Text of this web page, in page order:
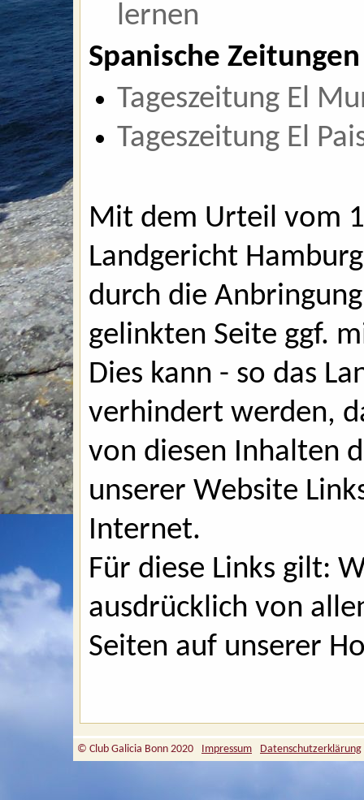
lernen
Spanische Zeitungen
Tageszeitung El
Tageszeitung El
Mit dem Urteil vom
Landgericht
durch die
gelinkten Seite ggf.
Dies kann - so das
verhindert werden,
von diesen Inhalten
unserer Website
Internet.
Für diese Links gilt:
ausdrücklich von
Seiten auf unserer
© Club Galicia Bonn 2020 Impressum Datenschutzerklärung